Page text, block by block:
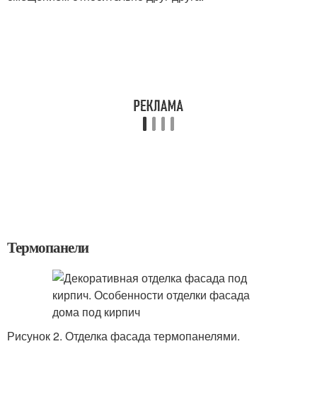
Термопанели
Рисунок 2. Отделка фасада термопанелями.